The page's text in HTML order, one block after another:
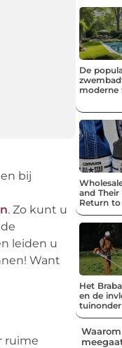
bij
. Zo kunt u
leiden u
Want
ruime
De
moderne
and Their
Return
Het
en de